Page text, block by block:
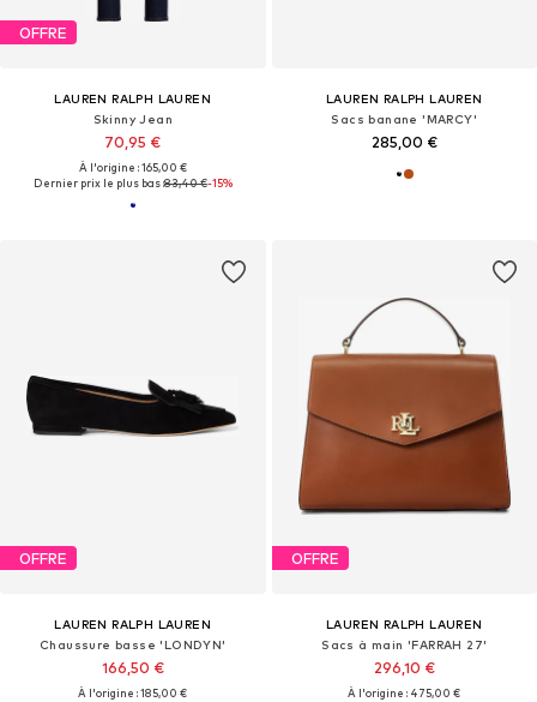
OFFRE
LAUREN RALPH LAUREN
Skinny Jean
70,95 €
À l'origine : 165,00 €
Dernier prix le plus bas :83,40 €-15%
LAUREN RALPH LAUREN
Sacs banane 'MARCY'
285,00 €
OFFRE
LAUREN RALPH LAUREN
Chaussure basse 'LONDYN'
166,50 €
À l'origine : 185,00 €
OFFRE
LAUREN RALPH LAUREN
Sacs à main 'FARRAH 27'
296,10 €
À l'origine : 475,00 €